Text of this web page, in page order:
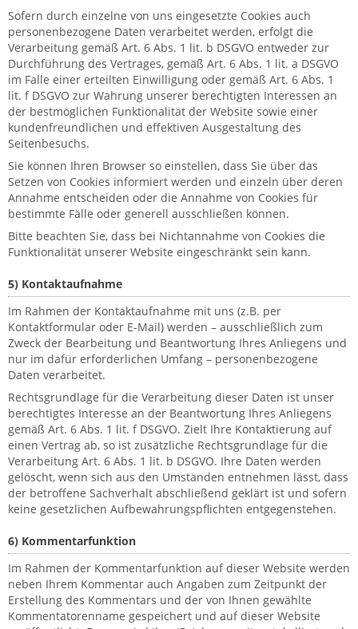
Sofern durch einzelne von uns eingesetzte Cookies auch
personenbezogene Daten verarbeitet werden, erfolgt die
Verarbeitung gemäß Art. 6 Abs. 1 lit. b DSGVO entweder zur
Durchführung des Vertrages, gemäß Art. 6 Abs. 1 lit. a DSGVO
im Falle einer erteilten Einwilligung oder gemäß Art. 6 Abs. 1
lit. f DSGVO zur Wahrung unserer berechtigten Interessen an
der bestmöglichen Funktionalität der Website sowie einer
kundenfreundlichen und effektiven Ausgestaltung des
Seitenbesuchs.
Sie können Ihren Browser so einstellen, dass Sie über das
Setzen von Cookies informiert werden und einzeln über deren
Annahme entscheiden oder die Annahme von Cookies für
bestimmte Fälle oder generell ausschließen können.
Bitte beachten Sie, dass bei Nichtannahme von Cookies die
Funktionalität unserer Website eingeschränkt sein kann.
5) Kontaktaufnahme
Im Rahmen der Kontaktaufnahme mit uns (z.B. per
Kontaktformular oder E-Mail) werden – ausschließlich zum
Zweck der Bearbeitung und Beantwortung Ihres Anliegens und
nur im dafür erforderlichen Umfang – personenbezogene
Daten verarbeitet.
Rechtsgrundlage für die Verarbeitung dieser Daten ist unser
berechtigtes Interesse an der Beantwortung Ihres Anliegens
gemäß Art. 6 Abs. 1 lit. f DSGVO. Zielt Ihre Kontaktierung auf
einen Vertrag ab, so ist zusätzliche Rechtsgrundlage für die
Verarbeitung Art. 6 Abs. 1 lit. b DSGVO. Ihre Daten werden
gelöscht, wenn sich aus den Umständen entnehmen lässt, dass
der betroffene Sachverhalt abschließend geklärt ist und sofern
keine gesetzlichen Aufbewahrungspflichten entgegenstehen.
6) Kommentarfunktion
Im Rahmen der Kommentarfunktion auf dieser Website werden
neben Ihrem Kommentar auch Angaben zum Zeitpunkt der
Erstellung des Kommentars und der von Ihnen gewählte
Kommentatorenname gespeichert und auf dieser Website